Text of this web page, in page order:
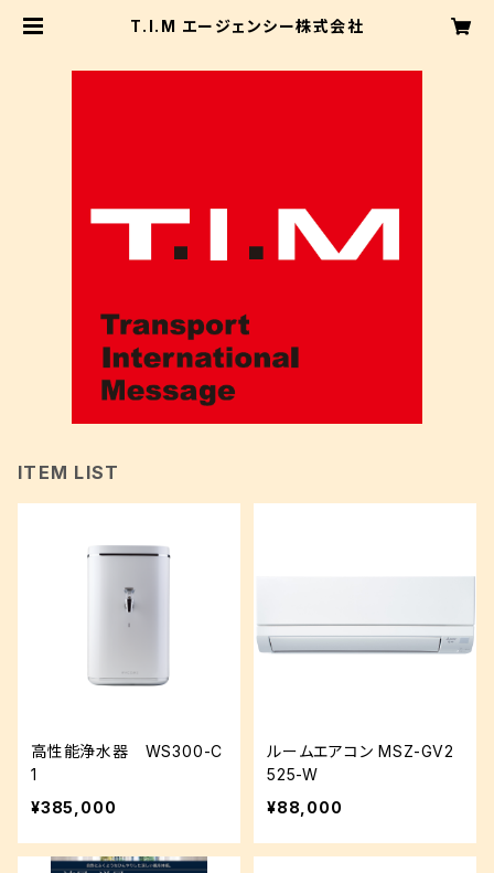
T.I.M エージェンシー株式会社
ITEM LIST
高性能浄水器 WS300-C
1
¥385,000
ルームエアコン MSZ-GV2
525-W
¥88,000